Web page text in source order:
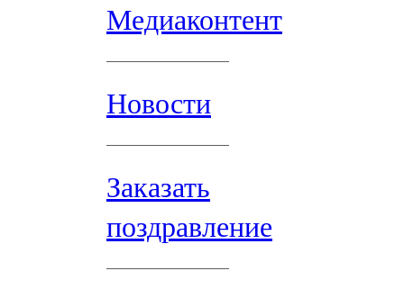
Медиаконтент
Новости
Заказать
поздравление